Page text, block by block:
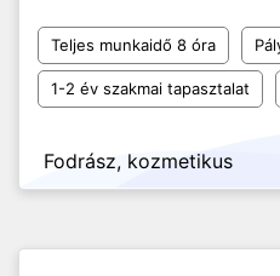
Teljes munkaidő 8 óra
1-2 év szakmai tapasztalat
Fodrász, kozmetikus